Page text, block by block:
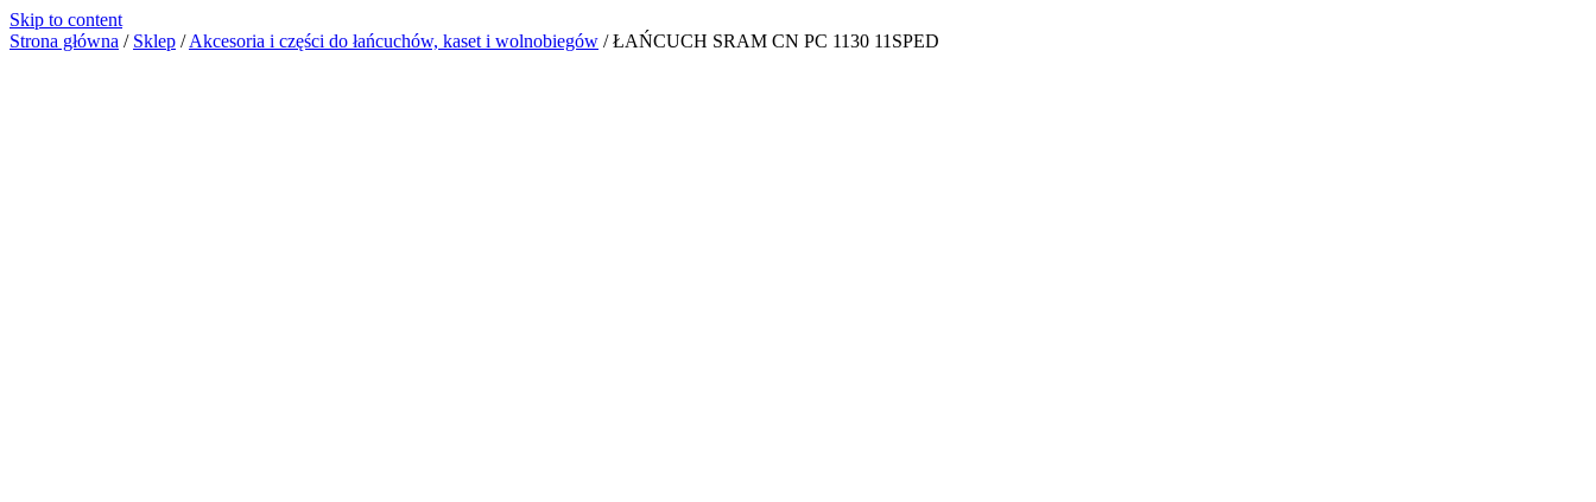
Skip to content
Strona główna / Sklep / Akcesoria i części do łańcuchów, kaset i wolnobiegów / ŁAŃCUCH SRAM CN PC 1130 11SPED